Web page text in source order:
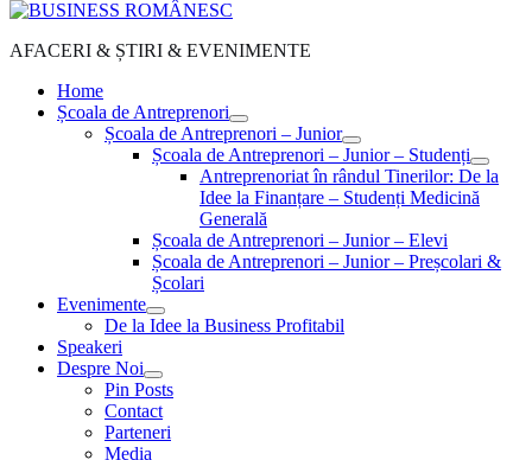
AFACERI & ȘTIRI & EVENIMENTE
Home
Școala de Antreprenori
Școala de Antreprenori – Junior
Școala de Antreprenori – Junior – Studenți
Antreprenoriat în rândul Tinerilor: De la
Idee la Finanțare – Studenți Medicină
Generală
Școala de Antreprenori – Junior – Elevi
Școala de Antreprenori – Junior – Preșcolari &
Școlari
Evenimente
De la Idee la Business Profitabil
Speakeri
Despre Noi
Pin Posts
Contact
Parteneri
Media